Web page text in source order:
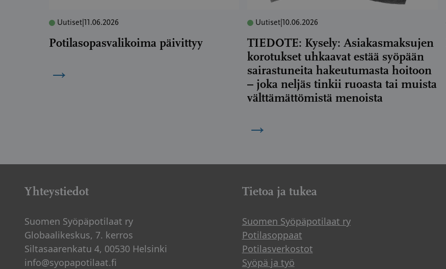
Uutiset 11.06.2026
Potilasopasvalikoima päivittyy
→
Uutiset 10.06.2026
TIEDOTE: Kysely: Asiakasmaksujen
korotukset uhkaavat estää syöpään
sairastuneita hakeutumasta hoitoon
– joka neljäs tinkii ruoasta tai muista
välttämättömistä menoista
→
Yhteystiedot
Suomen Syöpäpotilaat ry
Globaalikeskus, 7. kerros
Siltasaarenkatu 4, 00530 Helsinki
info@syopapotilaat.fi
Tietoa ja tukea
Suomen Syöpäpotilaat ry
Potilasoppaat
Potilasverkostot
Syöpä ja työ